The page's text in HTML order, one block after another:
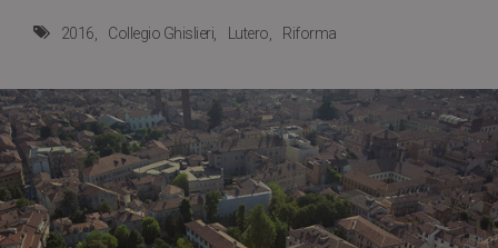
2016 Collegio Ghislieri Lutero Riforma